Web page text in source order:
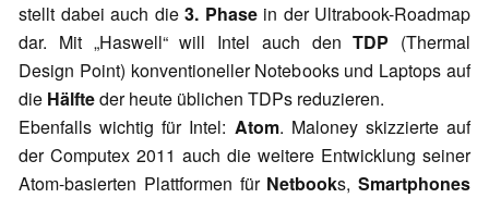
stellt dabei auch die 3. Phasein der Ultrabook-Roadmap
dar. Mit „Haswell“ will Intel auch denTDP (Thermal
Design Point) konventioneller Notebooks und Laptops auf
die Hälfteder heute üblichen TDPs reduzieren.
Ebenfalls wichtig für Intel: Atom. Maloney skizzierte auf
der Computex 2011 auch die weitere Entwicklung seiner
Atom-basierten Plattformen für Netbooks, Smartphones